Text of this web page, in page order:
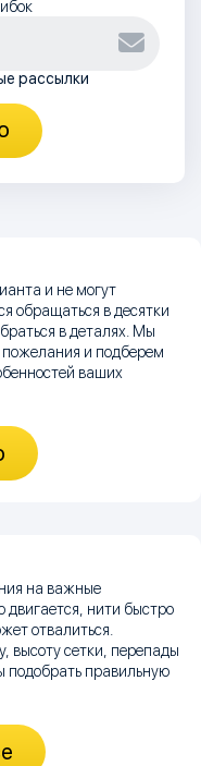
рассылки
и не могут
обращаться в десятки
в деталях. Мы
пожелания и подберем
ваших
на важные
двигается, нити быстро
отвалиться.
высоту сетки, перепады
подобрать правильную